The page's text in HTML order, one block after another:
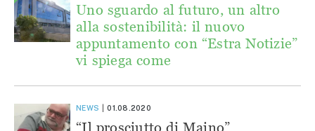
Uno sguardo al futuro, un altro
alla sostenibilità: il nuovo
appuntamento con “Estra Notizie”
vi spiega come
NEWS 01.08.2020
“Il prosciutto di Maino”